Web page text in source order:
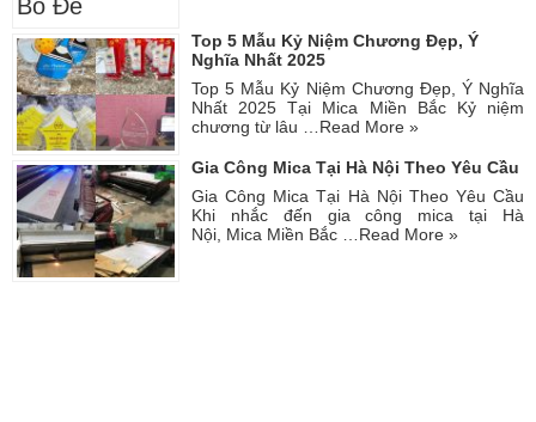
Top 5 Mẫu Kỷ Niệm Chương Đẹp, Ý
Nghĩa Nhất 2025
Top 5 Mẫu Kỷ Niệm Chương Đẹp, Ý Nghĩa
Nhất 2025 Tại Mica Miền Bắc Kỷ niệm
chương từ lâu … Read More »
Gia Công Mica Tại Hà Nội Theo Yêu Cầu
Gia Công Mica Tại Hà Nội Theo Yêu Cầu
Khi nhắc đến gia công mica tại Hà
Nội, Mica Miền Bắc … Read More »